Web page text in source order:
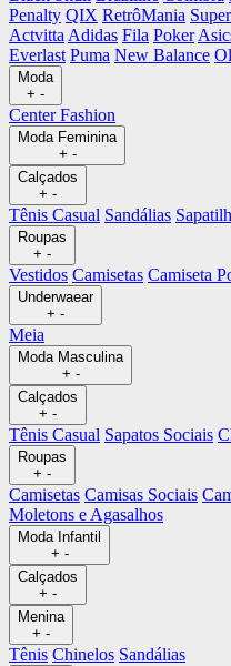
Penalty QIX RetrôMania
Actvitta Adidas Fila Poker
Everlast Puma New Balance
Moda
+ -
Center Fashion
Moda Feminina
+ -
Calçados
+ -
Tênis Casual Sandálias
Roupas
+ -
Vestidos Camisetas Camiseta
Underwaear
+ -
Meia
Moda Masculina
+ -
Calçados
+ -
Tênis Casual Sapatos Sociais
Roupas
+ -
Camisetas Camisas Sociais
Moletons e Agasalhos
Moda Infantil
+ -
Calçados
+ -
Menina
+ -
Tênis Chinelos Sandálias